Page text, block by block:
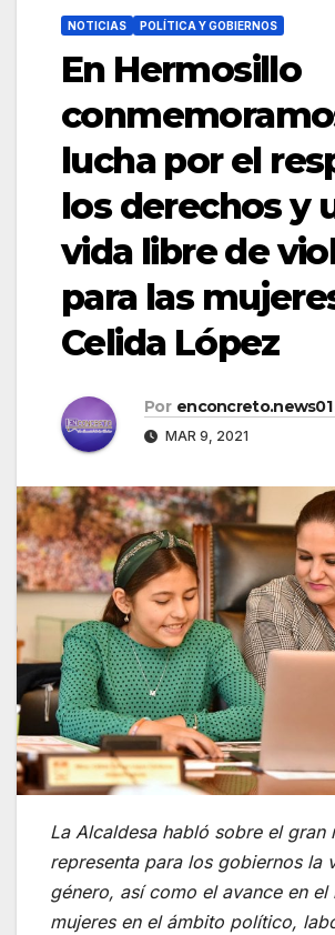
NOTICIAS POLÍTICA Y GOBIERNOS
En Hermosillo
lucha por el
los derechos y
vida libre de
para las
Celida López
Por enconcreto.news01
MAR 9, 2021
La Alcaldesa habló sobre el gran
representa para los gobiernos la
género, así como el avance en el
mujeres en el ámbito político,